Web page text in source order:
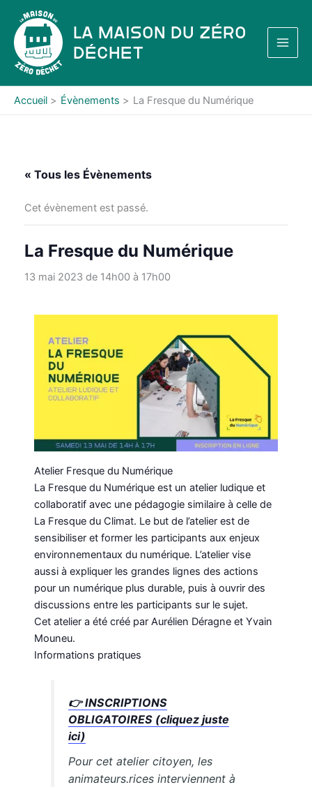
contenu
La Maison du Zéro
Déchet
Accueil Évènements La Fresque du Numérique
« Tous les Évènements
Cet évènement est passé.
La Fresque du Numérique
13 mai 2023 de 14h00à 17h00
Atelier Fresque du Numérique
La Fresque du Numérique est un atelier ludique et
collaboratif avec une pédagogie similaire à celle de
La Fresque du Climat. Le but de l’atelier est de
sensibiliser et former les participants aux enjeux
environnementaux du numérique. L’atelier vise
aussi à expliquer les grandes lignes des actions
pour un numérique plus durable, puis à ouvrir des
discussions entre les participants sur le sujet.
Cet atelier a été créé par Aurélien Déragne et Yvain
Mouneu.
Informations pratiques
👉INSCRIPTIONS
OBLIGATOIRES (cliquez juste
ici)
Pour cet atelier citoyen, les
animateurs.rices interviennent à